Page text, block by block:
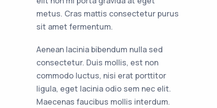
metus. Cras mattis consectetur purus
sit amet fermentum.
Aenean lacinia bibendum nulla sed
consectetur. Duis mollis, est non
commodo luctus, nisi erat porttitor
ligula, eget lacinia odio sem nec elit.
Maecenas faucibus mollis interdum.